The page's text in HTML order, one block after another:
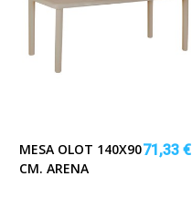
MESA OLOT 140X90
CM. ARENA
71,33 €